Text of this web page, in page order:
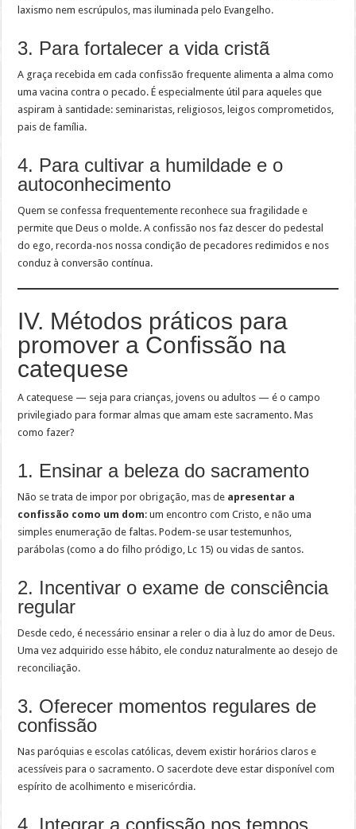
laxismo nem escrúpulos, mas iluminada pelo Evangelho.
3. Para fortalecer a vida cristã
A graça recebida em cada confissão frequente alimenta a alma como
uma vacina contra o pecado. É especialmente útil para aqueles que
aspiram à santidade: seminaristas, religiosos, leigos comprometidos,
pais de família.
4. Para cultivar a humildade e o
autoconhecimento
Quem se confessa frequentemente reconhece sua fragilidade e
permite que Deus o molde. A confissão nos faz descer do pedestal
do ego, recorda-nos nossa condição de pecadores redimidos e nos
conduz à conversão contínua.
IV. Métodos práticos para
promover a Confissão na
catequese
A catequese — seja para crianças, jovens ou adultos — é o campo
privilegiado para formar almas que amam este sacramento. Mas
como fazer?
1. Ensinar a beleza do sacramento
Não se trata de impor por obrigação, mas de apresentar a
confissão como um dom: um encontro com Cristo, e não uma
simples enumeração de faltas. Podem-se usar testemunhos,
parábolas (como a do filho pródigo, Lc 15) ou vidas de santos.
2. Incentivar o exame de consciência
regular
Desde cedo, é necessário ensinar a reler o dia à luz do amor de Deus.
Uma vez adquirido esse hábito, ele conduz naturalmente ao desejo de
reconciliação.
3. Oferecer momentos regulares de
confissão
Nas paróquias e escolas católicas, devem existir horários claros e
acessíveis para o sacramento. O sacerdote deve estar disponível com
espírito de acolhimento e misericórdia.
4. Integrar a confissão nos tempos